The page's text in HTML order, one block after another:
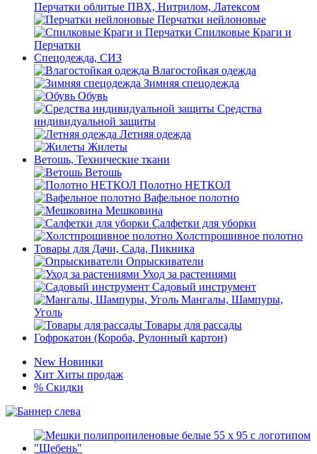
Перчатки облитые ПВХ, Нитрилом, Латексом
Перчатки нейлоновые
Спилковые Краги и
Перчатки
Спецодежда, СИЗ
Влагостойкая одежда
Зимняя спецодежда
Обувь
Средства
индивидуальной защиты
Летняя одежда
Жилеты
Ветошь, Технические ткани
Ветошь
Полотно НЕТКОЛ
Вафельное полотно
Мешковина
Салфетки для уборки
Холстпрошивное полотно
Товары для Дачи, Сада, Пикника
Опрыскиватели
Уход за растениями
Садовый инструмент
Мангалы, Шампуры,
Уголь
Товары для рассады
Гофрокатон (Короба, Рулонный картон)
New Новинки
Хит Хиты продаж
% Скидки